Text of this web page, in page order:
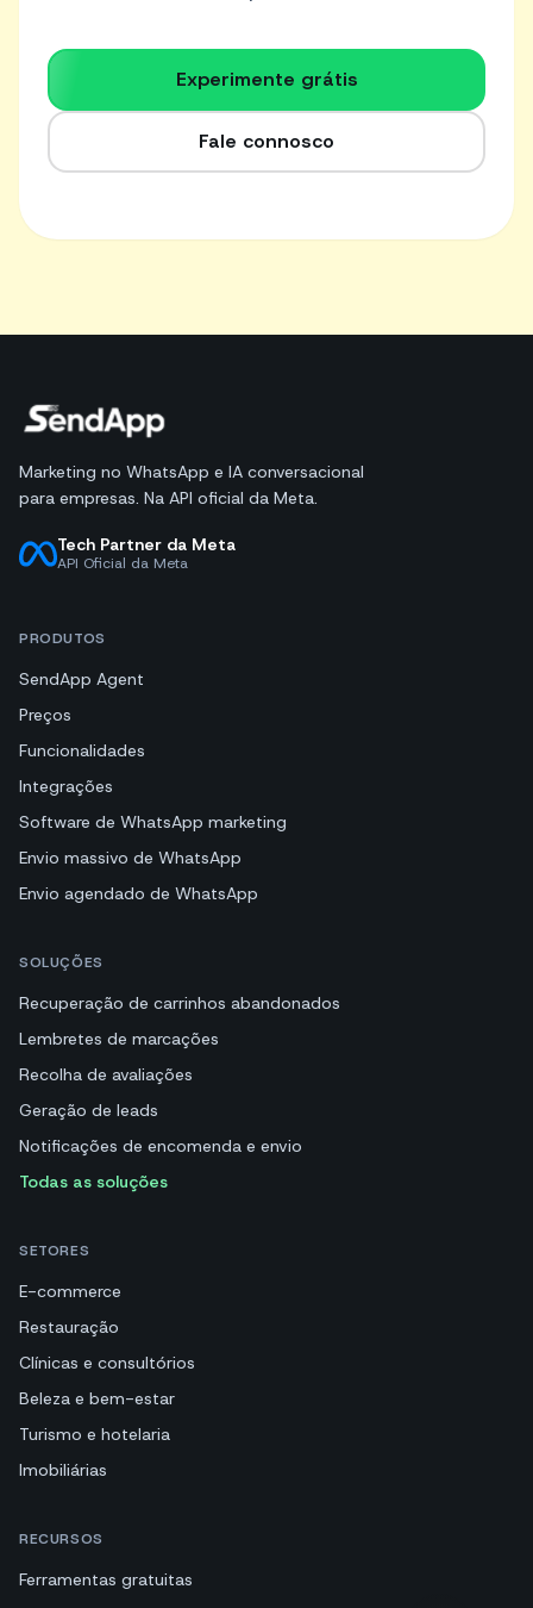
Experimente grátis
Fale connosco
Marketing no WhatsApp e IA conversacional
Tech Partner da Meta
SendApp Agent
Preços
Funcionalidades
Integrações
Software de WhatsApp marketing
Envio massivo de WhatsApp
Recuperação de carrinhos abandonados
Lembretes de marcações
Recolha de avaliações
Geração de leads
Notificações de encomenda e envio
E-commerce
Restauração
Clínicas e consultórios
Beleza e bem-estar
Turismo e hotelaria